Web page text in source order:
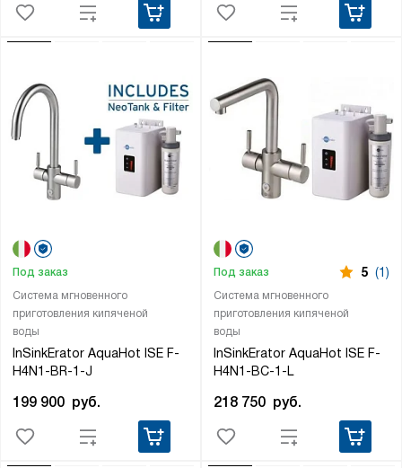
Система мгновенного
приготовления кипяченой
воды
InSinkErator AquaHot ISE F-
H4N1-BR-1-J
Под заказ
199 900 руб.
Система мгновенного
приготовления кипяченой
воды
InSinkErator AquaHot ISE F-
H4N1-BC-1-L
Под заказ 5 (1)
218 750 руб.